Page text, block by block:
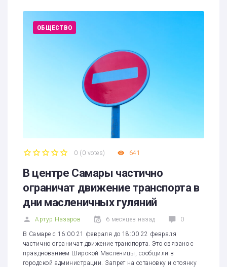
ОБЩЕСТВО
0 ( 0 votes) 641
В центре Самары частично
ограничат движение транспорта в
дни масленичных гуляний
Артур Назаров 6 месяцев назад 0
В Самаре с 16:00 21 февраля до 18:00 22 февраля
частично ограничат движение транспорта. Это связано с
празднованием Широкой Масленицы, сообщили в
городской администрации. Запрет на остановку и стоянку